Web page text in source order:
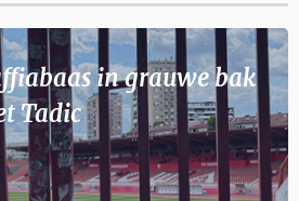
in grauwe bak
Tadic